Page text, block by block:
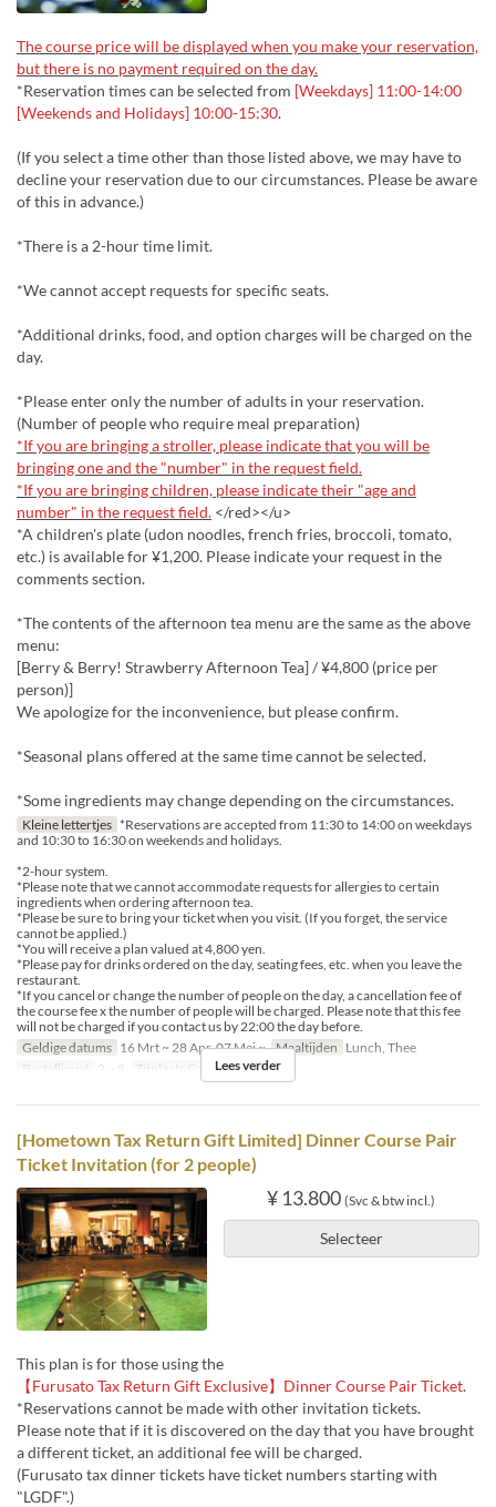
The course price will be displayed when you make your reservation,
but there is no payment required on the day.
*Reservation times can be selected from [Weekdays] 11:00-14:00
[Weekends and Holidays] 10:00-15:30.
(If you select a time other than those listed above, we may have to
decline your reservation due to our circumstances. Please be aware
of this in advance.)
*There is a 2-hour time limit.
*We cannot accept requests for specific seats.
*Additional drinks, food, and option charges will be charged on the
day.
*Please enter only the number of adults in your reservation.
(Number of people who require meal preparation)
*If you are bringing a stroller, please indicate that you will be
bringing one and the "number" in the request field.
*If you are bringing children, please indicate their "age and
number" in the request field. </red></u>
*A children's plate (udon noodles, french fries, broccoli, tomato,
etc.) is available for ¥1,200. Please indicate your request in the
comments section.
*The contents of the afternoon tea menu are the same as the above
menu:
[Berry & Berry! Strawberry Afternoon Tea] / ¥4,800 (price per
person)]
We apologize for the inconvenience, but please confirm.
*Seasonal plans offered at the same time cannot be selected.
*Some ingredients may change depending on the circumstances.
Kleine lettertjes *Reservations are accepted from 11:30 to 14:00 on weekdays
and 10:30 to 16:30 on weekends and holidays.
*2-hour system.
*Please note that we cannot accommodate requests for allergies to certain
ingredients when ordering afternoon tea.
*Please be sure to bring your ticket when you visit. (If you forget, the service
cannot be applied.)
*You will receive a plan valued at 4,800 yen.
*Please pay for drinks ordered on the day, seating fees, etc. when you leave the
restaurant.
*If you cancel or change the number of people on the day, a cancellation fee of
the course fee x the number of people will be charged. Please note that this fee
will not be charged if you contact us by 22:00 the day before.
Geldige datums 16 Mrt ~ 28 Apr, 07 Mei ~ Maaltijden Lunch, Thee
Bestellimiet
2 ~ 8 Zitplaats Categorie Dining
Lees verder
[Hometown Tax Return Gift Limited] Dinner Course Pair
Ticket Invitation (for 2 people)
¥ 13.800 (Svc & btw incl.)
Selecteer
This plan is for those using the
【Furusato Tax Return Gift Exclusive】Dinner Course Pair Ticket.
*Reservations cannot be made with other invitation tickets.
Please note that if it is discovered on the day that you have brought
a different ticket, an additional fee will be charged.
(Furusato tax dinner tickets have ticket numbers starting with
"LGDF".)